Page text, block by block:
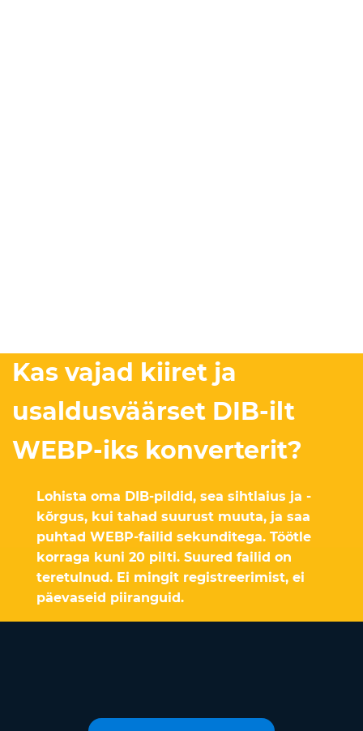
Kas vajad kiiret ja
usaldusväärset DIB-ilt
WEBP-iks konverterit?
Lohista oma DIB-pildid, sea sihtlaius ja -
kõrgus, kui tahad suurust muuta, ja saa
puhtad WEBP-failid sekunditega. Töötle
korraga kuni 20 pilti. Suured failid on
teretulnud. Ei mingit registreerimist, ei
päevaseid piiranguid.